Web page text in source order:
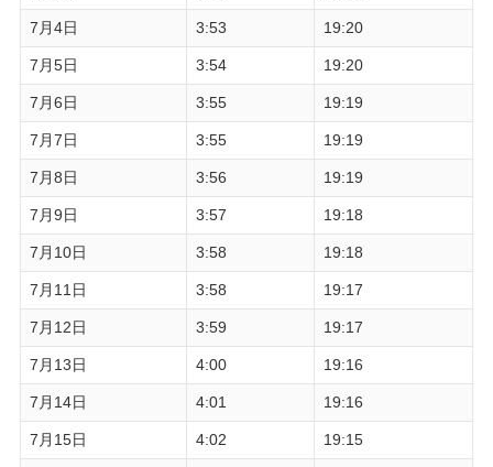
7月4日 3:53 19:20
7月5日 3:54 19:20
7月6日 3:55 19:19
7月7日 3:55 19:19
7月8日 3:56 19:19
7月9日 3:57 19:18
7月10日 3:58 19:18
7月11日 3:58 19:17
7月12日 3:59 19:17
7月13日 4:00 19:16
7月14日 4:01 19:16
7月15日 4:02 19:15